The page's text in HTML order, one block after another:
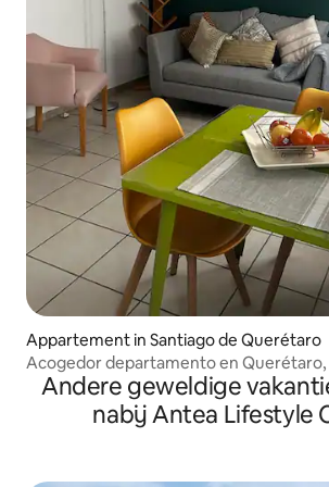
Appartement in Santiago de Querétaro
Acogedor departamento en Querétaro,
Andere geweldige
nabij Antea Lifestyle